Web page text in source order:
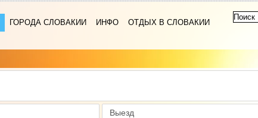
ГОРОДА СЛОВАКИИ ИНФО
ОТДЫХ В СЛОВАКИИ
Выезд